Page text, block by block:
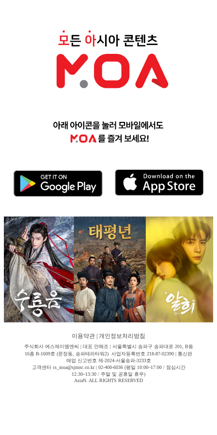
이용약관 개인정보처리방침
주식회사 에스제이엠엔씨 | 대표 안해조 | 서울특별시 송파구 송파대로 201, B동
16층 B-1609호 (문정동, 송파테라타워2) 사업자등록번호 218-87-02390 | 통신판
매업 신고번호 제-2024-서울송파-3233호
고객센터 cs_moa@sjmnc.co.kr | 02-400-6036 (평일 10:00~17:00 / 점심시간
12:30~13:30 / 주말 및 공휴일 휴무)
AsiaN. ALL RIGHTS RESERVED